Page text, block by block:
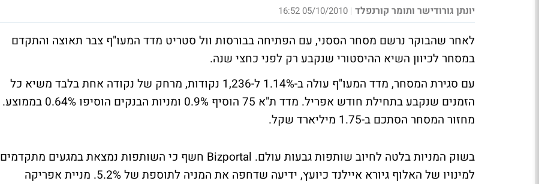
יונתן גורודישר ותומר קורנפלד |
05/10/2010 16:52
לאחר שהבוקר נרשם מסחר הססני, עם הפתיחה בבורסות וול סטריט מדד המעו"ף צבר תאוצה והתקדם
במסחר לכיוון השיא ההיסטורי שנקבע רק לפני כחצי שנה.
עם סגירת המסחר, מדד המעו"ף עולה ב-1.14% ל-1,236 נקודות, מרחק של נקודה אחת בלבד משיא כל
הזמנים שנקבע בתחילת חודש אפריל. מדד ת"א 75 הוסיף 0.9% ומניות הבנקים הוסיפו 0.64% בממוצע.
מחזור המסחר הסתכם ב-1.75 מיליארד שקל.
בשוק המניות בלטה לחיוב שותפות גבעות עולם. Bizportal חשף כי השותפות נמצאת במגעים מתקדמים
למינויו של האלוף גיורא איילנד כיועץ, ידיעה שדחפה את המניה לתוספת של 5.2%. מניית אפריקה